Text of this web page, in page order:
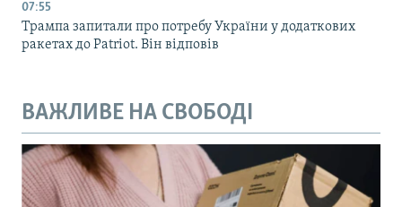
07:55
Трампа запитали про потребу України у додаткових
ракетах до Patriot. Він відповів
ВАЖЛИВЕ НА СВОБОДІ